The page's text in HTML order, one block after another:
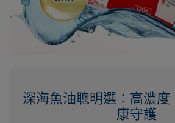
深海魚油聰明選：高濃度
康守護